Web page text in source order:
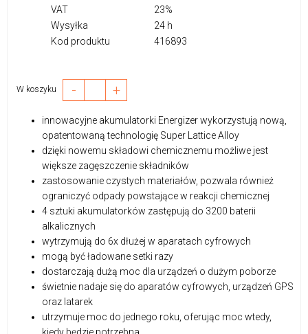
VAT
23%
Wysyłka
24 h
Kod produktu
416893
W koszyku - +
innowacyjne akumulatorki Energizer wykorzystują nową,
opatentowaną technologię Super Lattice Alloy
dzięki nowemu składowi chemicznemu możliwe jest
większe zagęszczenie składników
zastosowanie czystych materiałów, pozwala również
ograniczyć odpady powstające w reakcji chemicznej
4 sztuki akumulatorków zastępują do 3200 baterii
alkalicznych
wytrzymują do 6x dłużej w aparatach cyfrowych
mogą być ładowane setki razy
dostarczają dużą moc dla urządzeń o dużym poborze
świetnie nadaje się do aparatów cyfrowych, urządzeń GPS
oraz latarek
utrzymuje moc do jednego roku, oferując moc wtedy,